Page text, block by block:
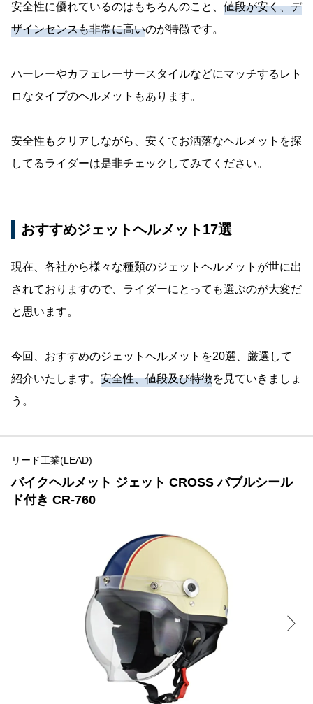
安全性に優れているのはもちろんのこと、 値段が安く、デ
ザインセンスも非常に高いのが特徴です。
ハーレーやカフェレーサースタイルなどにマッチするレト
ロなタイプのヘルメットもあります。
安全性もクリアしながら、安くてお洒落なヘルメットを探
してるライダーは是非チェックしてみてください。
おすすめジェットヘルメット17選
現在、各社から様々な種類のジェットヘルメットが世に出
されておりますので、ライダーにとっても選ぶのが大変だ
と思います。
今回、おすすめのジェットヘルメットを20選、厳選して
紹介いたします。 安全性、値段及び特徴を見ていきましょ
う。
リード工業(LEAD)
バイクヘルメット ジェット CROSS バブルシール
ド付き CR-760